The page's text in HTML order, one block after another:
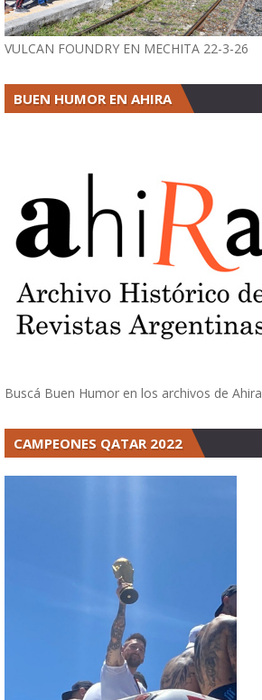
VULCAN FOUNDRY EN MECHITA 22-3-26
BUEN HUMOR EN AHIRA
Buscá Buen Humor en los archivos de Ahira
CAMPEONES QATAR 2022